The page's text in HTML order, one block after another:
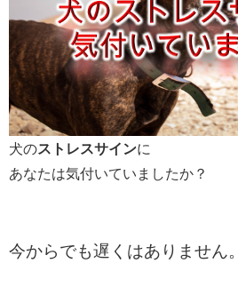
犬のストレスサインに
あなたは気付いていましたか？
今からでも遅くはありません。